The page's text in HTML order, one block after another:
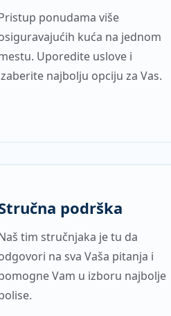
ponudama više
kuća na jednom
Uporedite uslove i
najbolju opciju za Vas.
podrška
tim stručnjaka je tu da
na sva Vaša pitanja i
Vam u izboru najbolje